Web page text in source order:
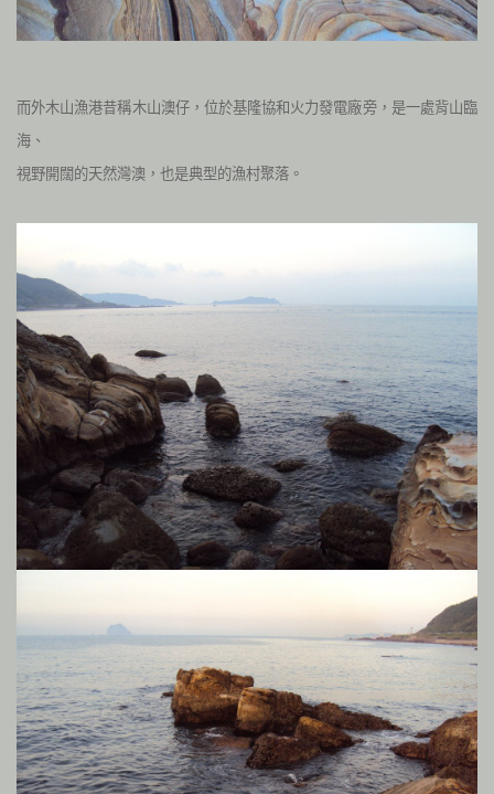
而外木山漁港昔稱木山澳仔，位於基隆協和火力發電廠旁，是一處背山臨
海、
視野開闊的天然灣澳，也是典型的漁村聚落。